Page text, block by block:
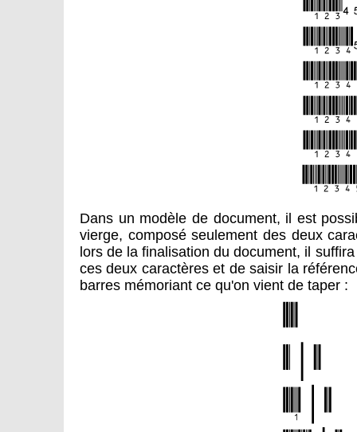
Dans un modèle de document, il est
vierge, composé seulement des deux
lors de la finalisation du document, il
ces deux caractères et de saisir la
barres mémoriant ce qu'on vient de taper :